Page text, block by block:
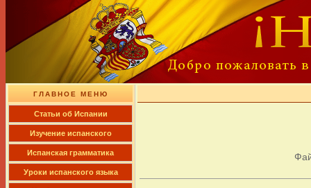
ГЛАВНОЕ МЕНЮ
Cтатьи об Испании
Изучение испанского
Испанская грамматика
Уроки испанского языка